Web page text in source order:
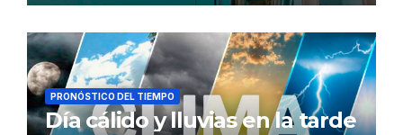
PRONÓSTICO DEL TIEMPO
Día cálido y lluvias en la tarde